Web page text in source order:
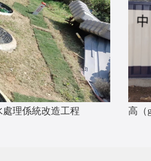
處理係統改造工程